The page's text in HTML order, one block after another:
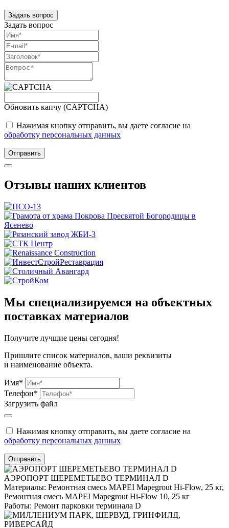
Задать вопрос
Задать вопрос
Обновить капчу (CAPTCHA)
Нажимая кнопку отправить, вы даете согласие на
обработку персональных данных
Отправить
Отзывы наших клиентов
Мы специализируемся на объектных
поставках материалов
Получите лучшие цены сегодня!
Пришлите список материалов, ваши реквизиты
и наименование объекта.
Имя*
Телефон*
Загрузить файл
Нажимая кнопку отправить, вы даете согласие на
обработку персональных данных
Отправить
АЭРОПОРТ ШЕРЕМЕТЬЕВО ТЕРМИНАЛ D
Материалы: Ремонтная смесь MAPEI Mapegrout Hi-Flow, 25 кг,
Ремонтная смесь MAPEI Mapegrout Hi-Flow 10, 25 кг
Работы: Ремонт парковки терминала D